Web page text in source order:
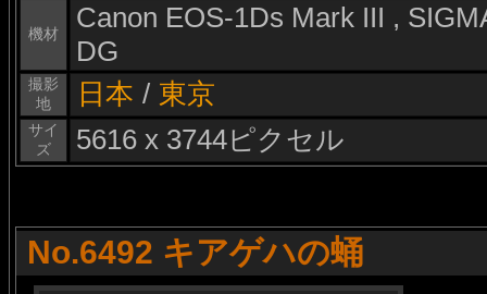
機材
Canon EOS-1Ds Mark III ,
DG
撮影
地
日本 / 東京
サイ
ズ
5616 x 3744ピクセル
No.6492 キアゲハの蛹